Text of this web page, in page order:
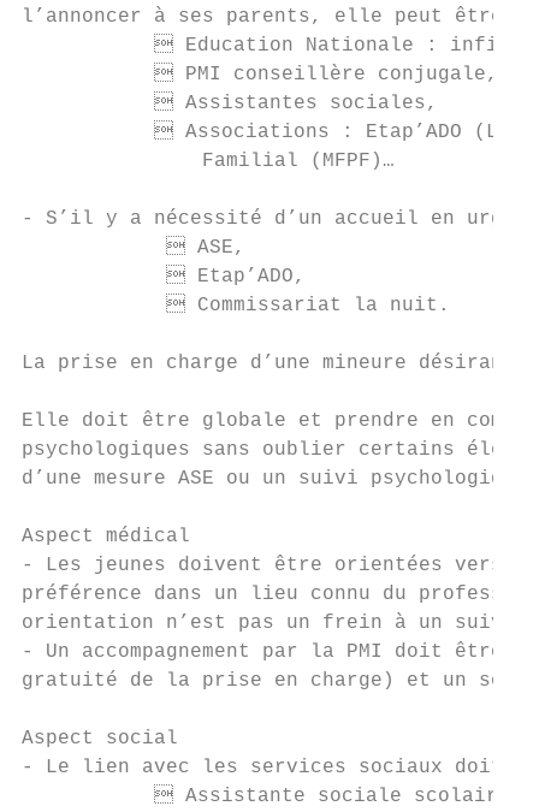
l’annoncer à ses parents, elle peut être
 Education Nationale :
 PMI conseillère conjugale,
            Assistantes sociales,
 Associations : Etap’ADO (La
               Familial (MFPF)…
- S’il y a nécessité d’un accueil en
             ASE,
             Etap’ADO,
             Commissariat la nuit.
La prise en charge d’une mineure désirant
Elle doit être globale et prendre en compte
psychologiques sans oublier certains
d’une mesure ASE ou un suivi psychologique…
Aspect médical
- Les jeunes doivent être orientées vers
préférence dans un lieu connu du
orientation n’est pas un frein à un
- Un accompagnement par la PMI doit être
gratuité de la prise en charge) et un
Aspect social
- Le lien avec les services sociaux doit
 Assistante sociale scolaire